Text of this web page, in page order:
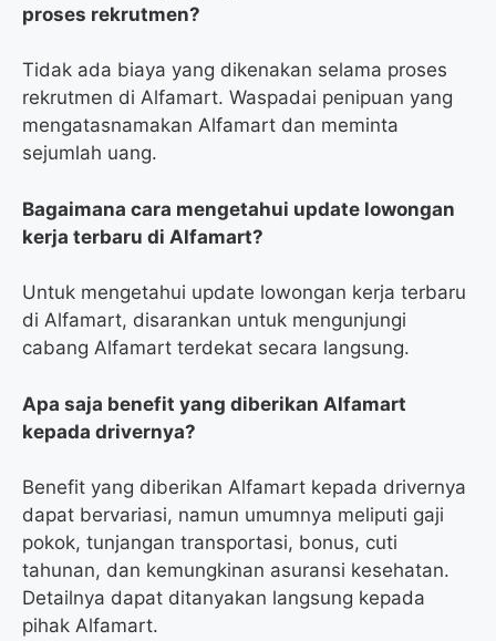
proses rekrutmen?
Tidak ada biaya yang dikenakan selama proses
rekrutmen di Alfamart. Waspadai penipuan yang
mengatasnamakan Alfamart dan meminta
sejumlah uang.
Bagaimana cara mengetahui update lowongan
kerja terbaru di Alfamart?
Untuk mengetahui update lowongan kerja terbaru
di Alfamart, disarankan untuk mengunjungi
cabang Alfamart terdekat secara langsung.
Apa saja benefit yang diberikan Alfamart
kepada drivernya?
Benefit yang diberikan Alfamart kepada drivernya
dapat bervariasi, namun umumnya meliputi gaji
pokok, tunjangan transportasi, bonus, cuti
tahunan, dan kemungkinan asuransi kesehatan.
Detailnya dapat ditanyakan langsung kepada
pihak Alfamart.